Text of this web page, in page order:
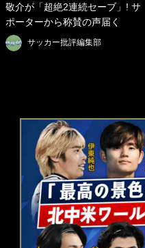
敬介が「超絶2連続セーブ」! サ
ポーターから称賛の声届く
サッカー批評編集部